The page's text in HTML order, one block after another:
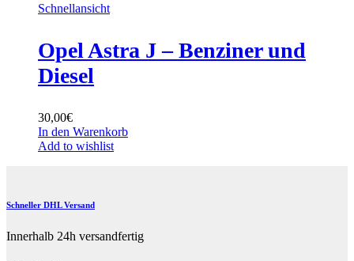
Schnellansicht
Opel Astra J – Benziner und
Diesel
30,00€
In den Warenkorb
Add to wishlist
Schneller DHL Versand
Innerhalb 24h versandfertig